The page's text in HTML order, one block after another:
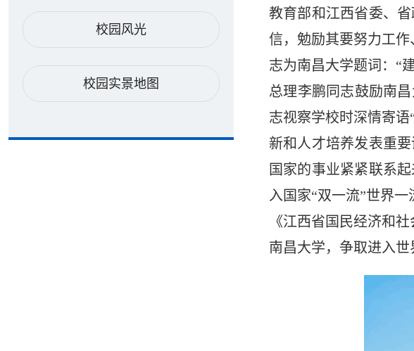
校园风光
校园实景地图
教育部和江西省委、
信，勉励其要努力工
志为南昌大学题词：“
总理李鹏同志鼓励南
志视察学校时深情寄
新和人才培养发表重
国家的事业紧紧联系
入国家“双一流”世界
《江西省国民经济和
南昌大学，争取进入世